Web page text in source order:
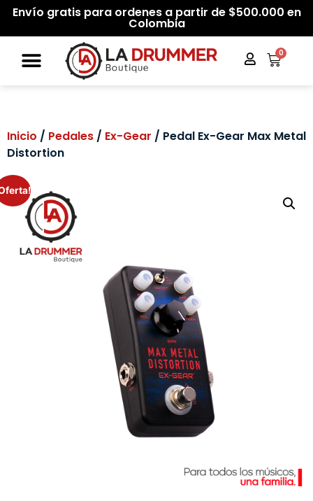
Envío gratis para ordenes a partir de $500.000 en
Colombia
0
Inicio / Pedales / Ex-Gear / Pedal Ex-Gear Max Metal
Distortion